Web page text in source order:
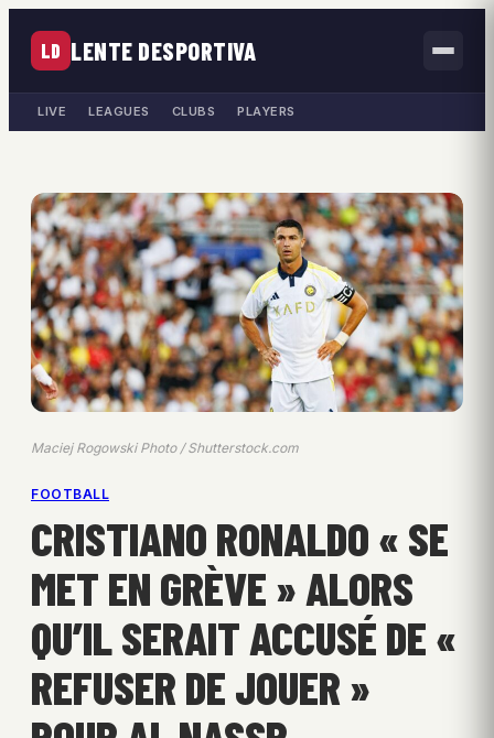
LD LENTE DESPORTIVA
LIVE LEAGUES CLUBS PLAYERS
Maciej Rogowski Photo / Shutterstock.com
FOOTBALL
CRISTIANO RONALDO « SE
MET EN GRÈVE » ALORS
QU’IL SERAIT ACCUSÉ DE «
REFUSER DE JOUER »